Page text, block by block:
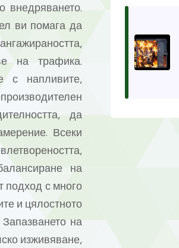
внедряването.
ви помага да
на трафика.
с напливите,
да
Всеки
на
подход с много
и цялостното
на
изживяване,